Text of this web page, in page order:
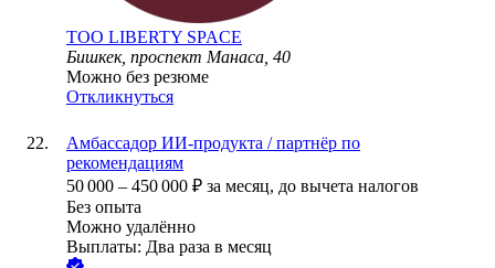
ТОО LIBERTY SPACE
Бишкек, проспект Манаса, 40
Можно без резюме
Откликнуться
Амбассадор ИИ-продукта / партнёр по
рекомендациям
50 000 – 450 000 ₽ за месяц, до вычета налогов
Без опыта
Можно удалённо
Выплаты: Два раза в месяц